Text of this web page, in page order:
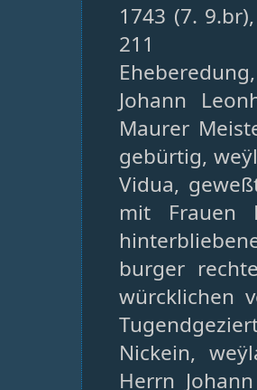
1743 (7.
211
Johann
Maurer
gebürtig,
Vidua,
mit Frauen
burger
würcklichen
Nickein,
Herrn